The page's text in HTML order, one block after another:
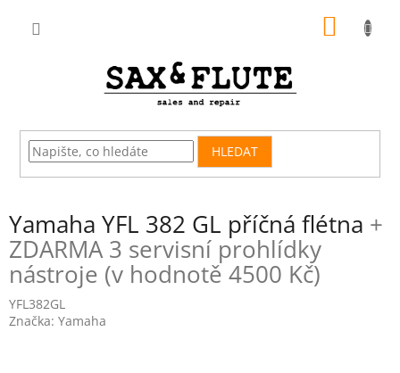
HLEDAT
Yamaha YFL 382 GL příčná flétna +
ZDARMA 3 servisní prohlídky
nástroje (v hodnotě 4500 Kč)
YFL382GL
Značka: Yamaha